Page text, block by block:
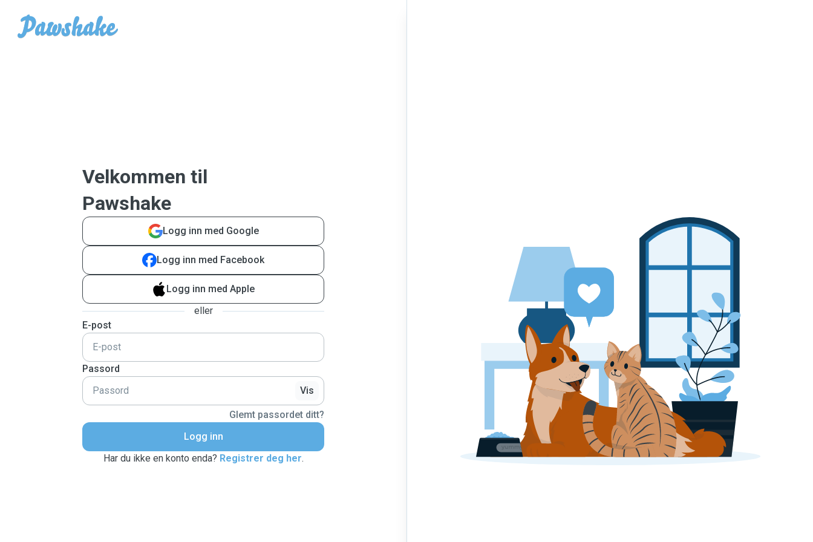
Velkommen til
Pawshake
Logg inn med Google
Logg inn med Facebook
Logg inn med Apple
eller
E-post
Passord
Vis
Glemt passordet ditt?
Logg inn
Har du ikke en konto enda? Registrer deg her.